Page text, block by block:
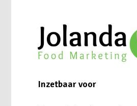
Inzetbaar voor